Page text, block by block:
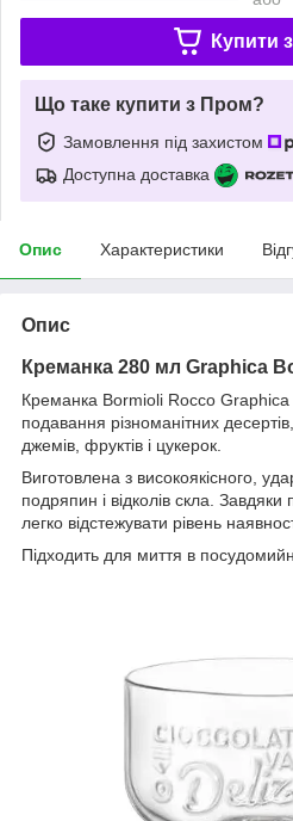
Купити з
Що таке купити з Пром?
Замовлення під захистом
Доступна доставка
Опис Характеристики
Опис
Креманка 280 мл Graphica
Креманка Bormioli Rocco Graphica
подавання різноманітних
джемів, фруктів і цукерок.
Виготовлена з високоякісного,
подряпин і відколів скла.
легко відстежувати рівень
Підходить для миття в